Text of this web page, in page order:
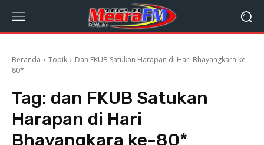
Beranda Topik
Dan FKUB Satukan Harapan di Hari Bhayangkara ke-
80*
Tag: dan FKUB Satukan
Harapan di Hari
Bhayangkara ke-80*